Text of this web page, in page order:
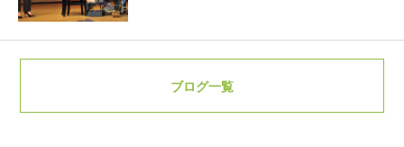
ブログ一覧